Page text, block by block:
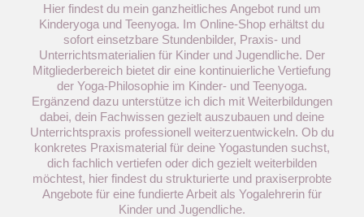
Hier findest du mein ganzheitliches Angebot rund um
Kinderyoga und Teenyoga. Im Online-Shop erhältst du
sofort einsetzbare Stundenbilder, Praxis- und
Unterrichtsmaterialien für Kinder und Jugendliche. Der
Mitgliederbereich bietet dir eine kontinuierliche Vertiefung
der Yoga-Philosophie im Kinder- und Teenyoga.
Ergänzend dazu unterstütze ich dich mit Weiterbildungen
dabei, dein Fachwissen gezielt auszubauen und deine
Unterrichtspraxis professionell weiterzuentwickeln. Ob du
konkretes Praxismaterial für deine Yogastunden suchst,
dich fachlich vertiefen oder dich gezielt weiterbilden
möchtest, hier findest du strukturierte und praxiserprobte
Angebote für eine fundierte Arbeit als Yogalehrerin für
Kinder und Jugendliche.